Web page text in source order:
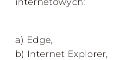
a) Edge,
b) Internet Explorer,